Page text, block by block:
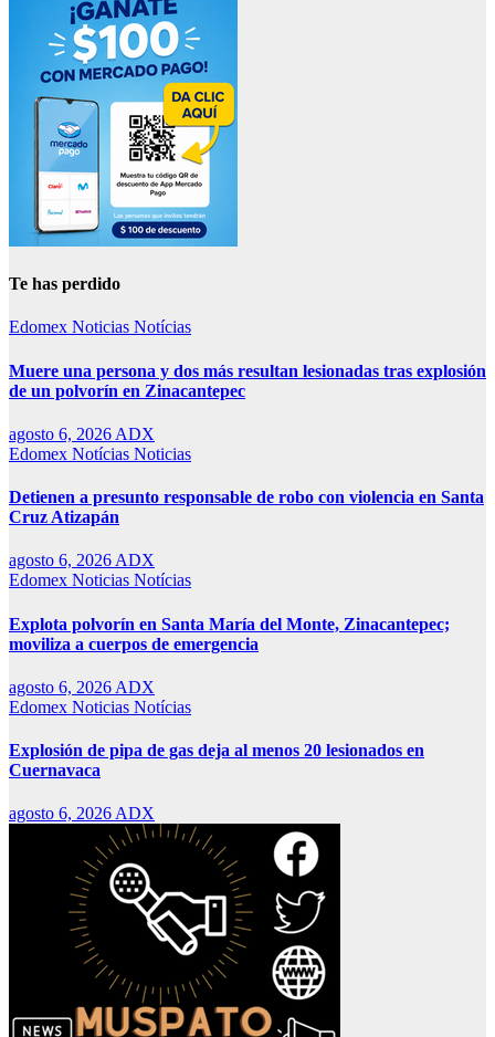
Te has perdido
Edomex Noticias Notícias
Muere una persona y dos más resultan lesionadas tras explosión
de un polvorín en Zinacantepec
agosto 6, 2026 ADX
Edomex Notícias Noticias
Detienen a presunto responsable de robo con violencia en Santa
Cruz Atizapán
agosto 6, 2026 ADX
Edomex Noticias Notícias
Explota polvorín en Santa María del Monte, Zinacantepec;
moviliza a cuerpos de emergencia
agosto 6, 2026 ADX
Edomex Noticias Notícias
Explosión de pipa de gas deja al menos 20 lesionados en
Cuernavaca
agosto 6, 2026ADX